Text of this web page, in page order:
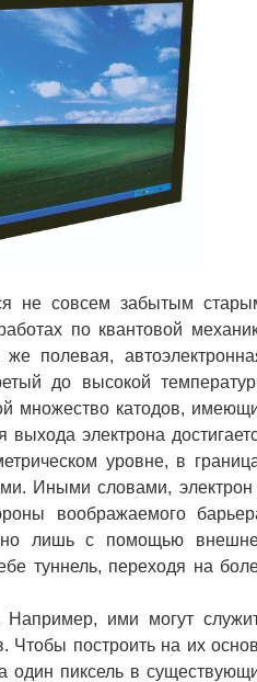
не совсем забытым
по квантовой
полевая,
до высокой
множество катодов,
электрона
уровне, в
Иными словами, электрон
воображаемого
лишь с помощью
туннель, переходя на
ими могут
Чтобы построить на их
один пиксель в